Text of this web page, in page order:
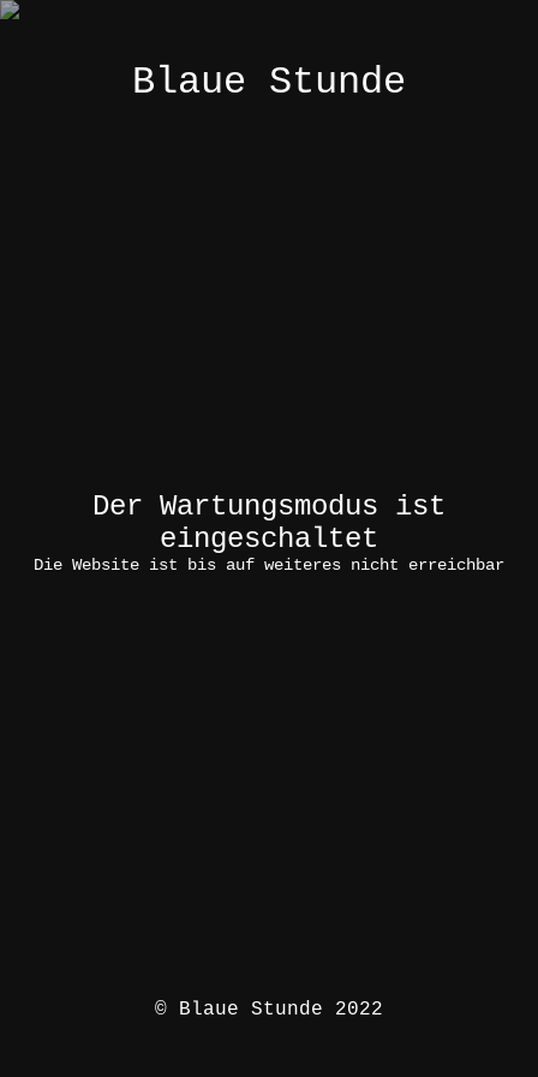
Blaue Stunde
Der Wartungsmodus ist
eingeschaltet
Die Website ist bis auf weiteres nicht erreichbar
© Blaue Stunde 2022